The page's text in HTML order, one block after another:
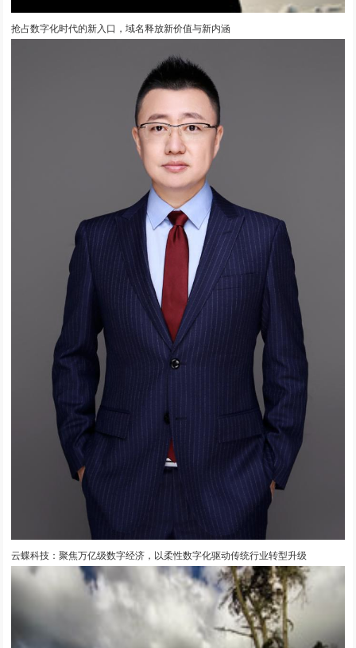
抢占数字化时代的新入口，域名释放新价值与新内涵
云蝶科技：聚焦万亿级数字经济，以柔性数字化驱动传统行业转型升级